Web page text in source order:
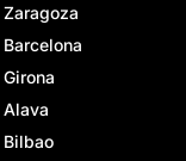
Zaragoza
Barcelona
Girona
Alava
Bilbao